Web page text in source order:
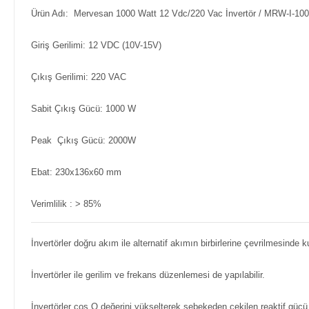
Ürün Adı: Mervesan 1000 Watt 12 Vdc/220 Vac İnvertör / MRW-I-
Giriş Gerilimi: 12 VDC (10V-15V)
Çıkış Gerilimi: 220 VAC
Sabit Çıkış Gücü: 1000 W
Peak Çıkış Gücü: 2000W
Ebat: 230x136x60 mm
Verimlilik : > 85%
İnvertörler doğru akım ile alternatif akımın birbirlerine çevrilmesinde
İnvertörler ile gerilim ve frekans düzenlemesi de yapılabilir.
İnvertörler cos Q değerini yükselterek şebekeden çekilen reaktif